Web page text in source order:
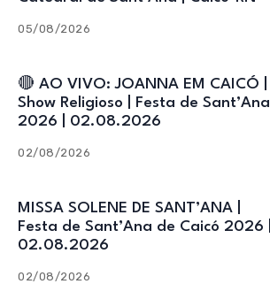
05/08/2026
🔴 AO VIVO: JOANNA EM CAICÓ |
Show Religioso | Festa de Sant’Ana
2026 | 02.08.2026
02/08/2026
MISSA SOLENE DE SANT’ANA |
Festa de Sant’Ana de Caicó 2026 |
02.08.2026
02/08/2026